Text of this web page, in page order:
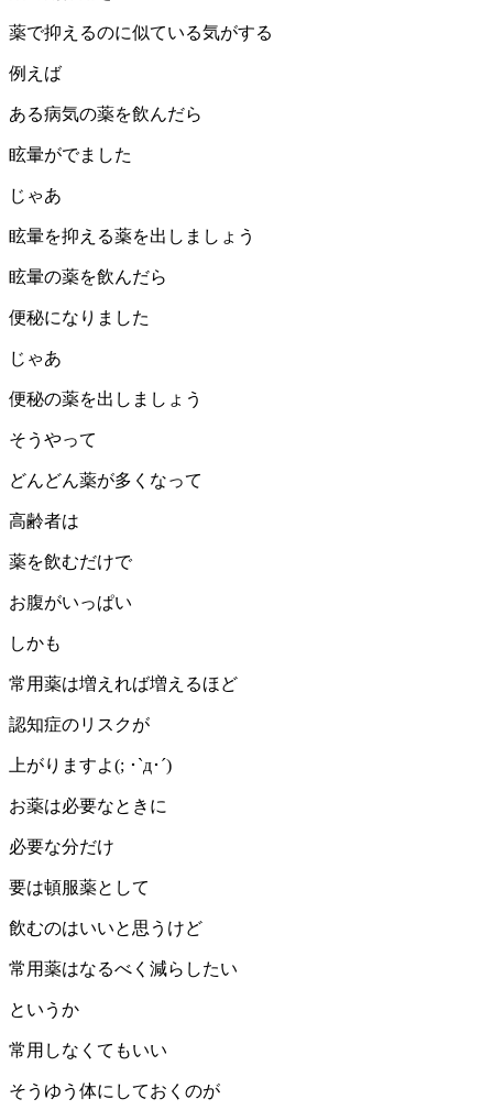
薬で抑えるのに似ている気がする
例えば
ある病気の薬を飲んだら
眩暈がでました
じゃあ
眩暈を抑える薬を出しましょう
眩暈の薬を飲んだら
便秘になりました
じゃあ
便秘の薬を出しましょう
そうやって
どんどん薬が多くなって
高齢者は
薬を飲むだけで
お腹がいっぱい
しかも
常用薬は増えれば増えるほど
認知症のリスクが
上がりますよ(; ･`д･´)
お薬は必要なときに
必要な分だけ
要は頓服薬として
飲むのはいいと思うけど
常用薬はなるべく減らしたい
というか
常用しなくてもいい
そうゆう体にしておくのが